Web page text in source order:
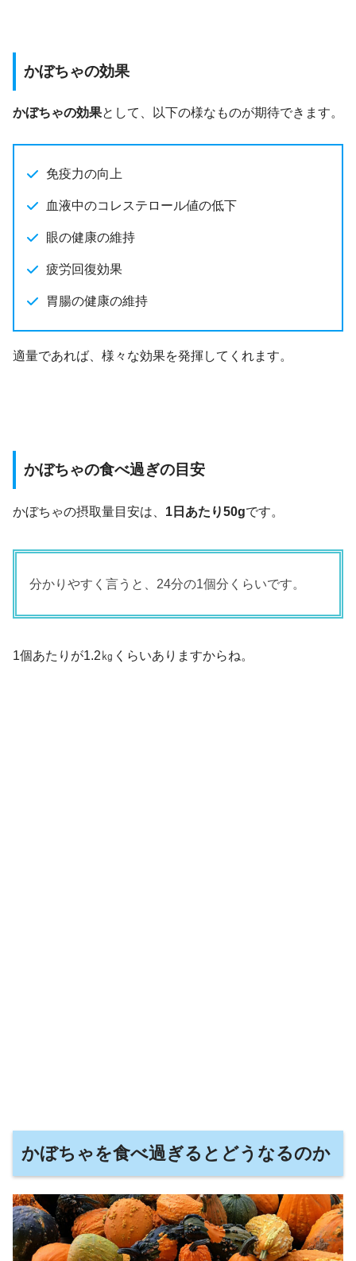
かぼちゃの効果
かぼちゃの効果として、以下の様なものが期待できます。
免疫力の向上
血液中のコレステロール値の低下
眼の健康の維持
疲労回復効果
胃腸の健康の維持
適量であれば、様々な効果を発揮してくれます。
かぼちゃの食べ過ぎの目安
かぼちゃの摂取量目安は、 1日あたり50gです。
分かりやすく言うと、24分の1個分くらいです。
1個あたりが1.2㎏くらいありますからね。
かぼちゃを食べ過ぎるとどうなるのか